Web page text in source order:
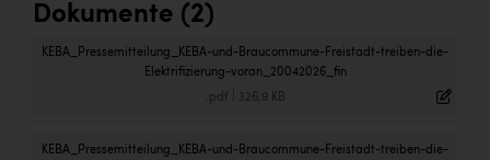
Dokumente (2)
KEBA_Pressemitteilung_KEBA-und-Braucommune-Freistadt-treiben-die-
Elektrifizierung-voran_20042026_fin
.pdf 326,9 KB
KEBA_Pressemitteilung_KEBA-und-Braucommune-Freistadt-treiben-die-